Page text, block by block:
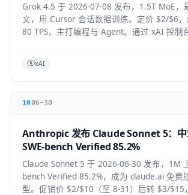
Grok 4.5 于 2026-07-08 发布，1.5T MoE，
文，用 Cursor 会话数据训练。定价 $2/$6，
80 TPS，主打编程与 Agent。通过 xAI 控制
xAI
1006-30
Anthropic 发布 Claude Sonnet 5：中
SWE-bench Verified 85.2%
Claude Sonnet 5 于 2026-06-30 发布，1M
bench Verified 85.2%，成为 claude.ai 免费
型。促销价 $2/$10（至 8-31）后转 $3/$15